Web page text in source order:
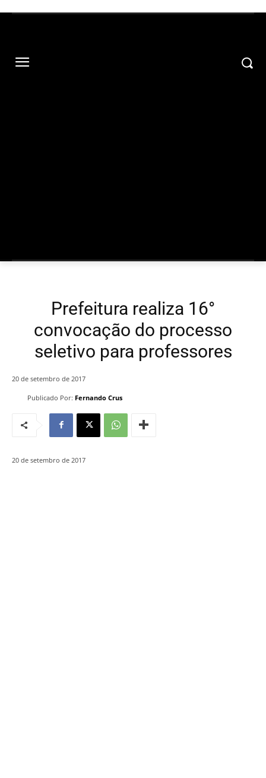
Prefeitura realiza 16°
convocação do processo
seletivo para professores
Publicado Por: Fernando Crus
20 de setembro de 2017
20 de setembro de 2017